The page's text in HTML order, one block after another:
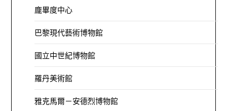
龐畢度中心
巴黎現代藝術博物館
國立中世紀博物館
羅丹美術館
雅克馬爾－安德烈博物館